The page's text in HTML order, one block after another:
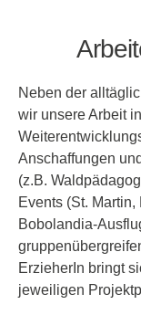
Neben der
wir unsere Arbeit
Anschaffungen
(z.B.
Events (St.
Bobolandia-
ErzieherIn bringt
jeweiligen